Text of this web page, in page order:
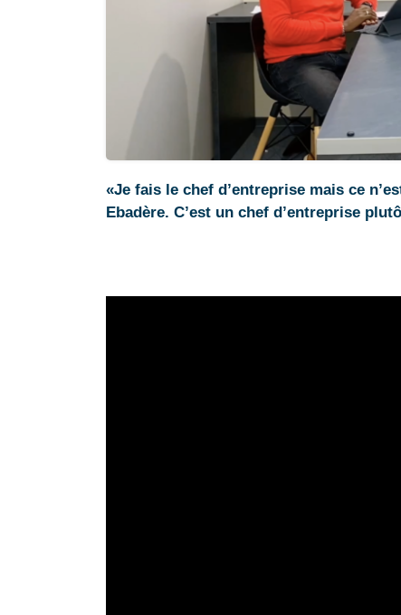
«Je fais le chef d’entreprise mais ce
Ebadère. C’est un chef d’entreprise